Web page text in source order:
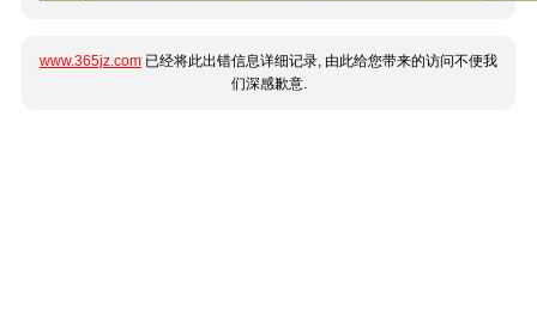
www.365jz.com 已经将此出错信息详细记录, 由此给您带来的访问不便我
们深感歉意.